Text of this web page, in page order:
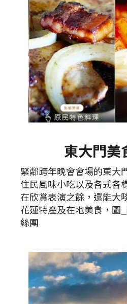
東大門美
緊鄰跨年晚會會場的東大
住民風味小吃以及各式各
在欣賞表演之餘，還能大
花蓮特產及在地美食，圖
絲團